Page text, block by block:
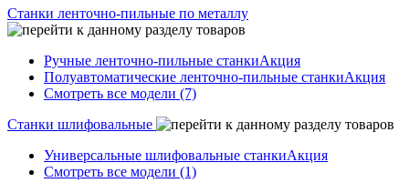
Станки ленточно-пильные по металлу
Ручные ленточно-пильные станкиАкция
Полуавтоматические ленточно-пильные станкиАкция
Смотреть все модели (7)
Станки шлифовальные
Универсальные шлифовальные станкиАкция
Смотреть все модели (1)